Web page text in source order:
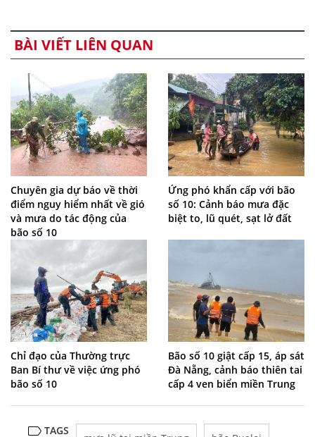
BÀI VIẾT LIÊN QUAN
Chuyên gia dự báo về thời
điểm nguy hiểm nhất về gió
và mưa do tác động của
bão số 10
Ứng phó khẩn cấp với bão
số 10: Cảnh báo mưa đặc
biệt to, lũ quét, sạt lở đất
Chỉ đạo của Thường trực
Ban Bí thư về việc ứng phó
bão số 10
Bão số 10 giật cấp 15, áp sát
Đà Nẵng, cảnh báo thiên tai
cấp 4 ven biển miền Trung
TAGS